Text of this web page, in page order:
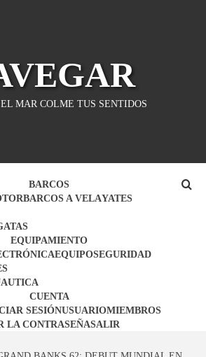
MAR COLME TUS SENTIDOS
BARCOS
BARCOS A VELAYATES
EQUIPAMIENTO
EQUIPOSEGURIDAD
CUENTA
SESIÓNUSUARIOMIEMBROS
LA CONTRASEÑASALIR